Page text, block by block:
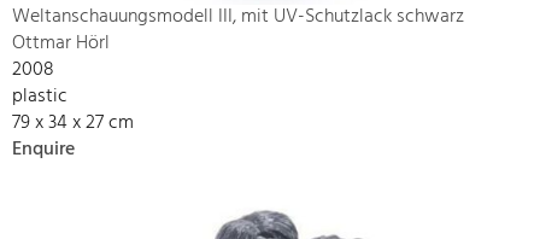
Weltanschauungsmodell III, mit UV-Schutzlack schwarz
Ottmar Hörl
2008
plastic
79 x 34 x 27 cm
Enquire